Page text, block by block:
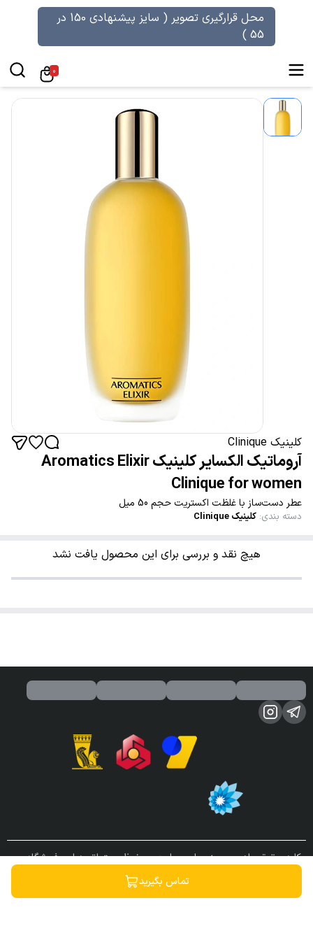
محل قرارگیری تصویر ( سایز پیشنهادی 150 در
55 )
0
کلینیک Clinique
آروماتیک الکسایر کلینیک Aromatics Elixir
Clinique for women
عطر دست‌ساز با غلظت اکستریت حجم 50 میل
دسته بندی: کلینیک Clinique
تماس بگیرید
هیچ نقد و بررسی برای این محصول یافت نشد
کلیه حقوق مادی و معنوی این سایت محفوظ و متعلق به این فروشگاه می